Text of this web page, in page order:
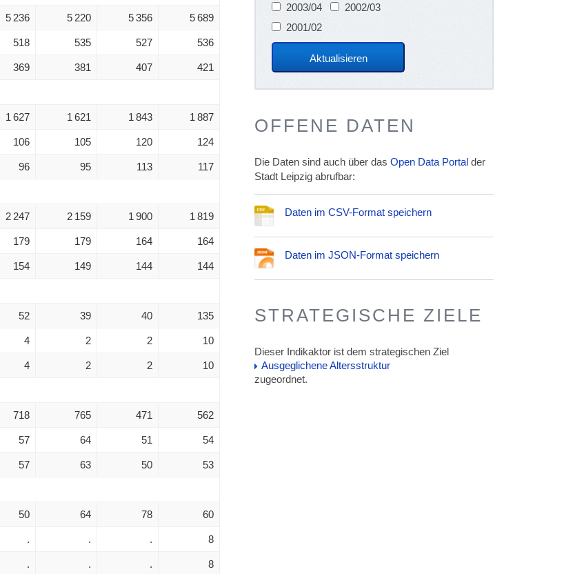
5 236 5 220 5 356 5 689
518 535 527 536
369 381 407 421
1 627 1 621 1 843 1 887
106 105 120 124
96 95 113 117
2 247 2 159 1 900 1 819
179 179 164 164
154 149 144 144
52 39 40 135
4 2 2 10
4 2 2 10
718 765 471 562
57 64 51 54
57 63 50 53
50 64 78 60
. . . 8
. . . 8
2003/04
2002/03
2001/02
OFFENE DATEN
Die Daten sind auch über dasOpen Data Portal der
Stadt Leipzig abrufbar:
Daten im CSV-Format speichern
Daten im JSON-Format speichern
STRATEGISCHE ZIELE
Dieser Indikaktor ist dem strategischen Ziel
Ausgeglichene Altersstruktur
zugeordnet.